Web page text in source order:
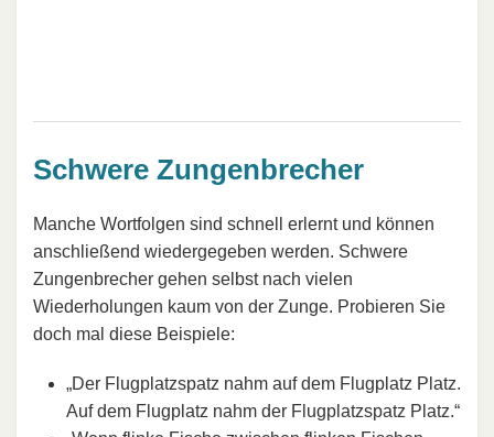
Schwere Zungenbrecher
Manche Wortfolgen sind schnell erlernt und können
anschließend wiedergegeben werden. Schwere
Zungenbrecher gehen selbst nach vielen
Wiederholungen kaum von der Zunge. Probieren Sie
doch mal diese Beispiele:
„Der Flugplatzspatz nahm auf dem Flugplatz Platz.
Auf dem Flugplatz nahm der Flugplatzspatz Platz.“